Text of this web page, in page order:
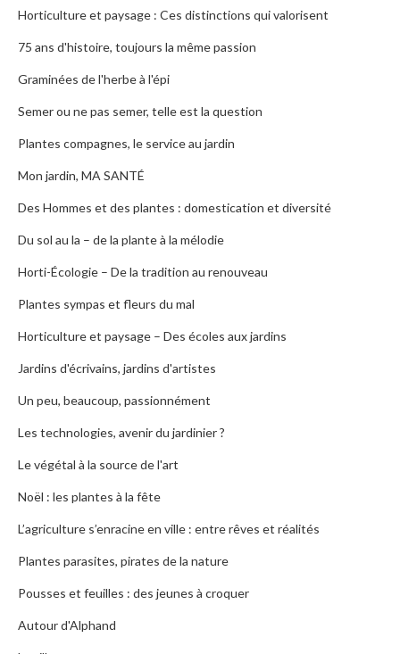
Horticulture et paysage : Ces distinctions qui valorisent
75 ans d'histoire, toujours la même passion
Graminées de l'herbe à l'épi
Semer ou ne pas semer, telle est la question
Plantes compagnes, le service au jardin
Mon jardin, MA SANTÉ
Des Hommes et des plantes : domestication et diversité
Du sol au la – de la plante à la mélodie
Horti-Écologie – De la tradition au renouveau
Plantes sympas et fleurs du mal
Horticulture et paysage – Des écoles aux jardins
Jardins d'écrivains, jardins d'artistes
Un peu, beaucoup, passionnément
Les technologies, avenir du jardinier ?
Le végétal à la source de l'art
Noël : les plantes à la fête
L’agriculture s’enracine en ville : entre rêves et réalités
Plantes parasites, pirates de la nature
Pousses et feuilles : des jeunes à croquer
Autour d'Alphand